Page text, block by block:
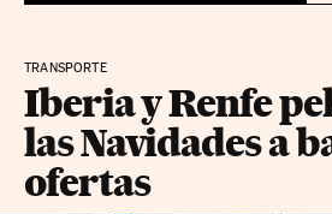
TRANSPORTE
Iberia y Renfe
las Navidades a
ofertas